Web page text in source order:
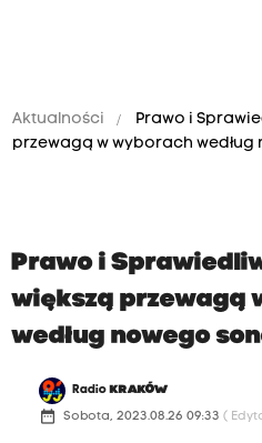
Aktualności
Prawo i
przewagą w wyborach według
Prawo i
większą przewagą
według nowego
Radio KRAKÓW
date_range Sobota, 2023.08.26 09:33 (